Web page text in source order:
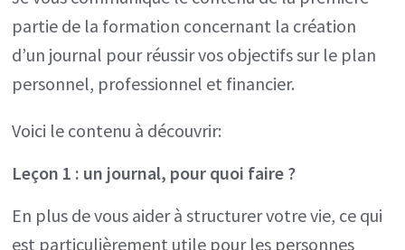
partie de la formation concernant la création
d’un journal pour réussir vos objectifs sur le plan
personnel, professionnel et financier.
Voici le contenu à découvrir:
Leçon 1 : un journal, pour quoi faire ?
En plus de vous aider à structurer votre vie, ce qui
est particulièrement utile pour les personnes